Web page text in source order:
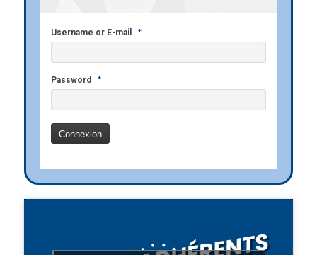
Username or E-mail *
Password *